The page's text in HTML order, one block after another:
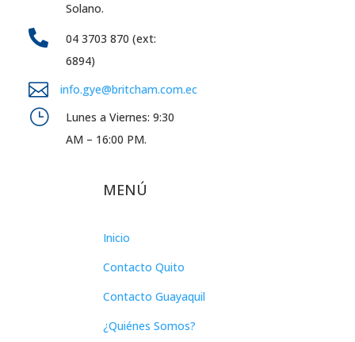
Solano.

04 3703 870 (ext:
6894)
 info.gye@britcham.com.ec
}
Lunes a Viernes: 9:30
AM – 16:00 PM.
MENÚ
Inicio
Contacto Quito
Contacto Guayaquil
¿Quiénes Somos?